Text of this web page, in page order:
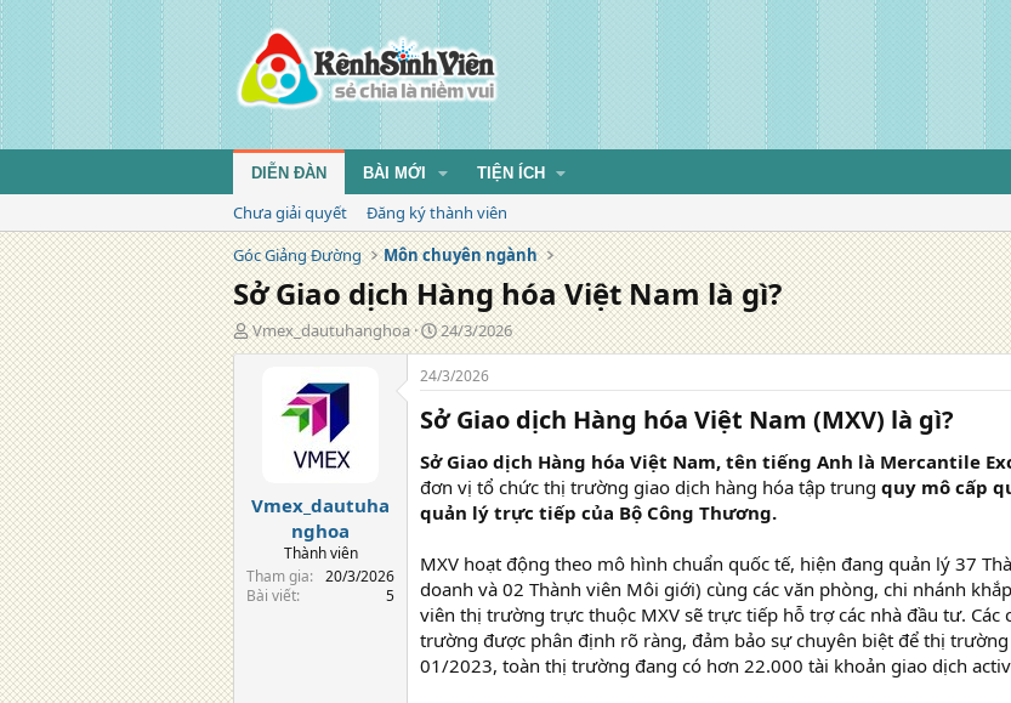
DIỄN ĐÀN BÀI MỚI TIỆN ÍCH
Chưa giải quyết
Đăng ký thành viên
Góc Giảng Đường
Môn chuyên ngành
Sở Giao dịch Hàng hóa Việt Nam là gì?
T
á
Vmex_dautuhanghoa
N
g
à
y
đ
n
g
24/3/2026
Vmex_dautuha
nghoa
Thành viên
Tham gia
20/3/2026
Bài viết
5
24/3/2026
Sở Giao dịch Hàng hóa Việt Nam (MXV) là gì?
Sở Giao dịch Hàng hóa Việt Nam, tên tiếng Anh là Mercantile
đơn vị tổ chức thị trường giao dịch hàng hóa tập trung quy mô cấp
quản lý trực tiếp của Bộ Công Thương.
MXV hoạt động theo mô hình chuẩn quốc tế, hiện đang quản lý 37
doanh và 02 Thành viên Môi giới) cùng các văn phòng, chi nhánh
viên thị trường trực thuộc MXV sẽ trực tiếp hỗ trợ các nhà đầu tư.
trường được phân định rõ ràng, đảm bảo sự chuyên biệt để thị
01/2023, toàn thị trường đang có hơn 22.000 tài khoản giao dịch